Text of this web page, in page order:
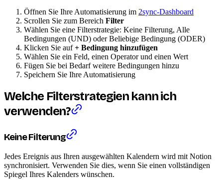
Öffnen Sie Ihre Automatisierung im 2sync-Dashboard
Scrollen Sie zum Bereich Filter
Wählen Sie eine Filterstrategie: Keine Filterung, Alle
Bedingungen (UND) oder Beliebige Bedingung (ODER)
Klicken Sie auf+ Bedingung hinzufügen
Wählen Sie ein Feld, einen Operator und einen Wert
Fügen Sie bei Bedarf weitere Bedingungen hinzu
Speichern Sie Ihre Automatisierung
Welche Filterstrategien kann ich
verwenden?
Keine Filterung
Jedes Ereignis aus Ihren ausgewählten Kalendern wird mit Notion
synchronisiert. Verwenden Sie dies, wenn Sie einen vollständigen
Spiegel Ihres Kalenders wünschen.